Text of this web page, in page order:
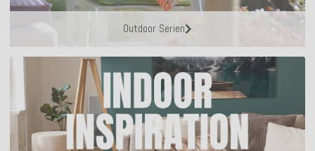
Outdoor Serien